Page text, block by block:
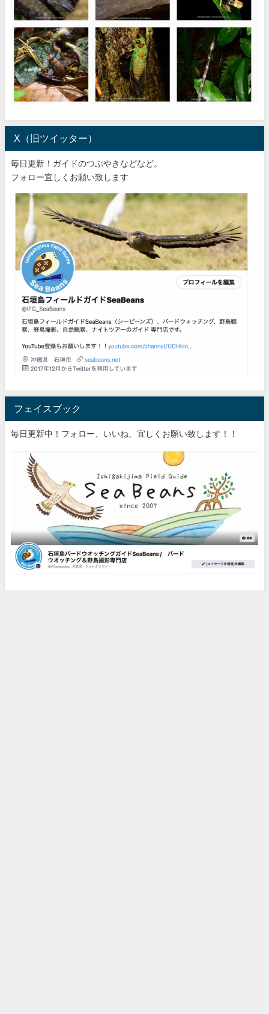
X（旧ツイッター）
毎日更新！ガイドのつぶやきなどなど。
フォロー宜しくお願い致します
フェイスブック
毎日更新中！フォロー、いいね、宜しくお願い致します！！